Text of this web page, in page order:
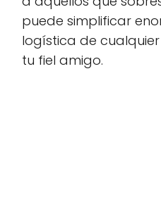
puede simplificar
logística de
tu fiel amigo.